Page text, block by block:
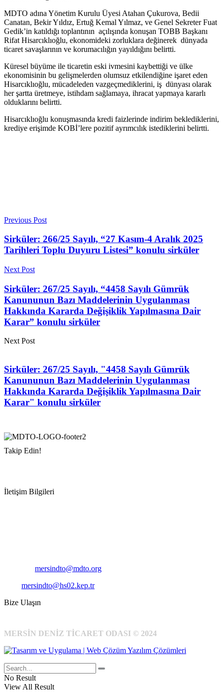
MDTO adına Yönetim Kurulu Üyesi Atahan Çukurova, Bedii
Canatan, Bekir Yıldız, Ertuğ Kemal Yılmaz, ve Genel Sekreter Fuat
Gedik’in katıldığı toplantının açılışında konuşan TOBB Başkanı
Rifat Hisarcıklıoğlu, ekonomideki zorluklara değinerek dünyada
ticaret savaşlarının ve korumacılığın yayıldığını belirtti.
Küresel büyüme ile ticaretin eski ivmesini kaybettiği ve ülke
ekonomisinin bu gelişmelerden olumsuz etkilendiğine işaret eden
Hisarcıklıoğlu, mücadeleden vazgeçmediklerini, iş dünyası olarak
her şartta üretmeye, istihdam sağlamaya, ihracat yapmaya kararlı
olduklarını belirtti.
Hisarcıklıoğlu konuşmasında kredi faizlerinde indirim beklediklerini,
krediye erişimde KOBİ’lere pozitif ayrımcılık istediklerini belirtti.
Previous Post
Sirküler: 266/25 Sayılı, “27 Kasım-4 Aralık 2025
Tarihleri Toplu Duyuru Listesi” konulu sirküler
Next Post
Sirküler: 267/25 Sayılı, “4458 Sayılı Gümrük
Kanununun Bazı Maddelerinin Uygulanması
Hakkında Kararda Değişiklik Yapılmasına Dair
Karar” konulu sirküler
Next Post
Sirküler: 267/25 Sayılı, "4458 Sayılı Gümrük
Kanununun Bazı Maddelerinin Uygulanması
Hakkında Kararda Değişiklik Yapılmasına Dair
Karar" konulu sirküler
Takip Edin!
İletişim Bilgileri
mersindto@mdto.org
mersindto@hs02.kep.tr
Bize Ulaşın
MERSİN DENİZ TİCARET ODASI © 2024
No Result
View All Result